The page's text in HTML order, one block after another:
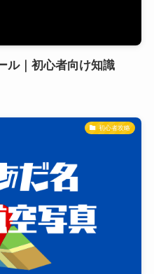
ル｜初心者向け知識
初心者攻略